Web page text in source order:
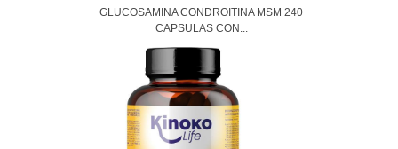
GLUCOSAMINA CONDROITINA MSM 240
CAPSULAS CON...